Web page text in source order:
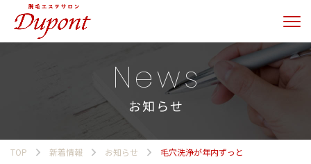
News
お知らせ
TOP 新着情報 お知らせ 毛穴洗浄が年内ずっと